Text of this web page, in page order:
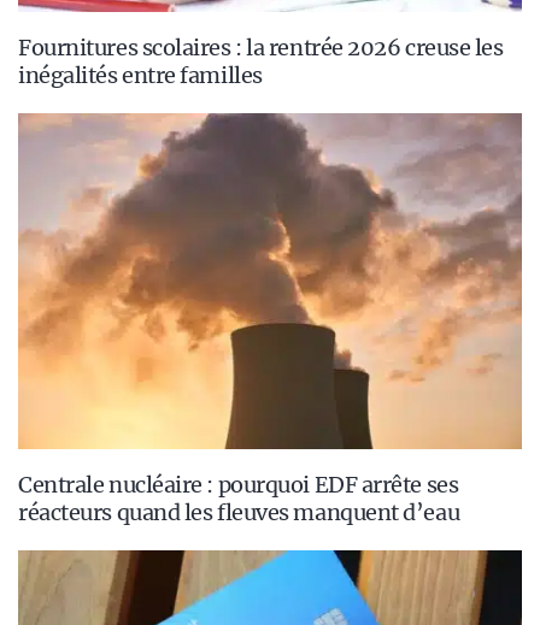
Fournitures scolaires : la rentrée 2026 creuse les
inégalités entre familles
Centrale nucléaire : pourquoi EDF arrête ses
réacteurs quand les fleuves manquent d’eau